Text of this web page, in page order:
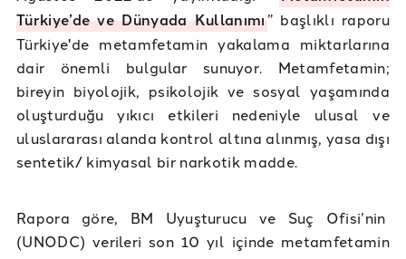
Türkiye’de ve Dünyada Kullanımı” başlıklı raporu
Türkiye'de metamfetamin yakalama miktarlarına
dair önemli bulgular sunuyor. Metamfetamin;
bireyin biyolojik, psikolojik ve sosyal yaşamında
oluşturduğu yıkıcı etkileri nedeniyle ulusal ve
uluslararası alanda kontrol altına alınmış, yasa dışı
sentetik/ kimyasal bir narkotik madde.
Rapora göre, BM Uyuşturucu ve Suç Ofisi’nin
(UNODC) verileri son 10 yıl içinde metamfetamin